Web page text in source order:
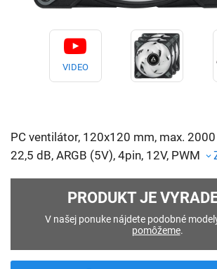
VIDEO
PC ventilátor, 120x120 mm, max.
22,5 dB, ARGB (5V), 4pin, 12V, PWM
PRODUKT JE
V našej ponuke nájdete podobné
pomôžeme.